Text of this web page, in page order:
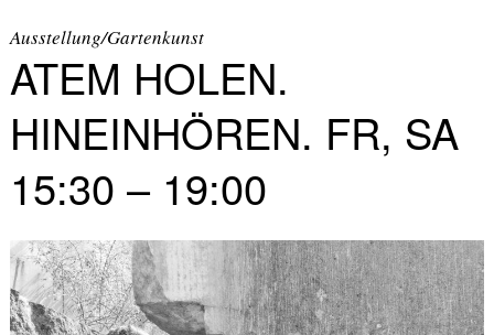
ABOUT
SAMMLUNG
KÜNSTLER*INNEN
PARTNER*INNEN
ANGEBOTE
Ausstellung/Gartenkunst
ATEM HOLEN.
HINEINHÖREN. FR, SA
15:30 – 19:00